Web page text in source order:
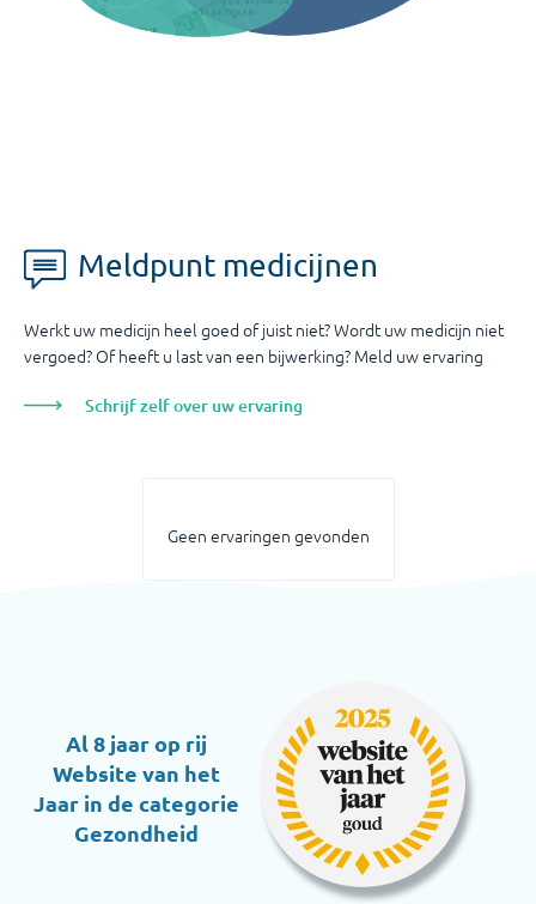
Meldpunt medicijnen
Werkt uw medicijn heel goed of juist niet? Wordt uw medicijn niet
vergoed? Of heeft u last van een bijwerking? Meld uw ervaring
Schrijf zelf over uw ervaring
Geen ervaringen gevonden
Al 8 jaar op rij
Website van het
Jaar in de categorie
Gezondheid